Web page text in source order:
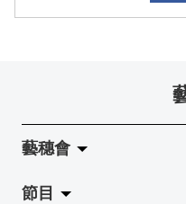
藝穗會
關於藝穗會
節目